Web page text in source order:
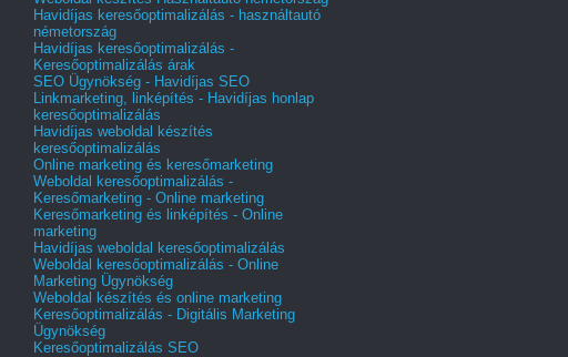
Havidíjas keresőoptimalizálás - használtautó
németország
Havidíjas keresőoptimalizálás -
Keresőoptimalizálás árak
SEO Ügynökség - Havidíjas SEO
Linkmarketing, linképítés - Havidíjas honlap
keresőoptimalizálás
Havidíjas weboldal készítés
keresőoptimalizálás
Online marketing és keresőmarketing
Weboldal keresőoptimalizálás -
Keresőmarketing - Online marketing
Keresőmarketing és linképítés - Online
marketing
Havidíjas weboldal keresőoptimalizálás
Weboldal keresőoptimalizálás - Online
Marketing Ügynökség
Weboldal készítés és online marketing
Keresőoptimalizálás - Digitális Marketing
Ügynökség
Keresőoptimalizálás SEO